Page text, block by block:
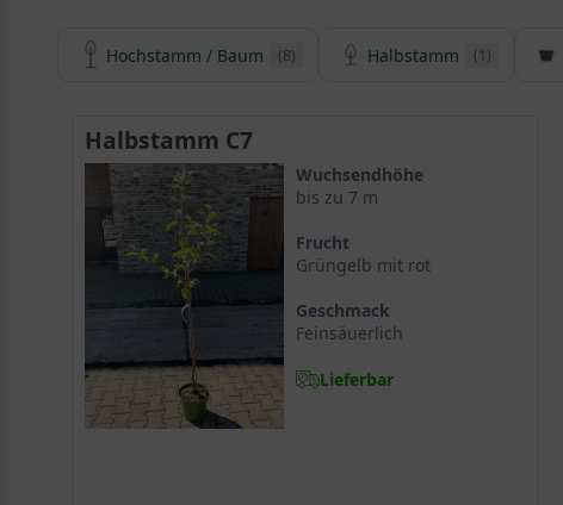
Hochstamm / Baum
(8) Halbstamm (1)
Halbstamm C7
Wuchsendhöhe
bis zu 7 m
Frucht
Grüngelb mit rot
Geschmack
Feinsäuerlich
Lieferbar